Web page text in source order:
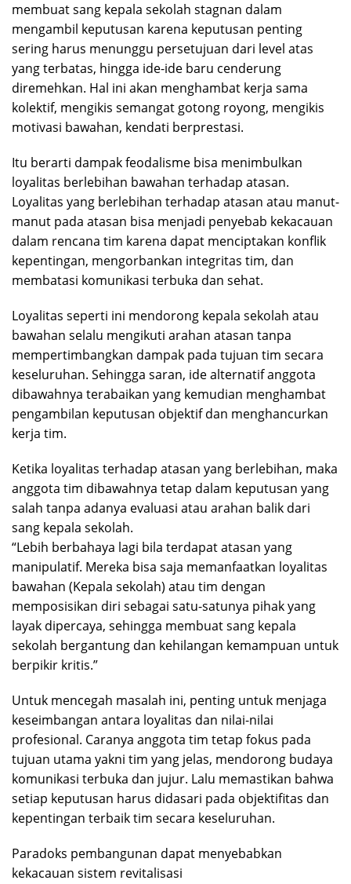
membuat sang kepala sekolah stagnan dalam
mengambil keputusan karena keputusan penting
sering harus menunggu persetujuan dari level atas
yang terbatas, hingga ide-ide baru cenderung
diremehkan. Hal ini akan menghambat kerja sama
kolektif, mengikis semangat gotong royong, mengikis
motivasi bawahan, kendati berprestasi.
Itu berarti dampak feodalisme bisa menimbulkan
loyalitas berlebihan bawahan terhadap atasan.
Loyalitas yang berlebihan terhadap atasan atau manut-
manut pada atasan bisa menjadi penyebab kekacauan
dalam rencana tim karena dapat menciptakan konflik
kepentingan, mengorbankan integritas tim, dan
membatasi komunikasi terbuka dan sehat.
Loyalitas seperti ini mendorong kepala sekolah atau
bawahan selalu mengikuti arahan atasan tanpa
mempertimbangkan dampak pada tujuan tim secara
keseluruhan. Sehingga saran, ide alternatif anggota
dibawahnya terabaikan yang kemudian menghambat
pengambilan keputusan objektif dan menghancurkan
kerja tim.
Ketika loyalitas terhadap atasan yang berlebihan, maka
anggota tim dibawahnya tetap dalam keputusan yang
salah tanpa adanya evaluasi atau arahan balik dari
sang kepala sekolah.
“Lebih berbahaya lagi bila terdapat atasan yang
manipulatif. Mereka bisa saja memanfaatkan loyalitas
bawahan (Kepala sekolah) atau tim dengan
memposisikan diri sebagai satu-satunya pihak yang
layak dipercaya, sehingga membuat sang kepala
sekolah bergantung dan kehilangan kemampuan untuk
berpikir kritis.”
Untuk mencegah masalah ini, penting untuk menjaga
keseimbangan antara loyalitas dan nilai-nilai
profesional. Caranya anggota tim tetap fokus pada
tujuan utama yakni tim yang jelas, mendorong budaya
komunikasi terbuka dan jujur. Lalu memastikan bahwa
setiap keputusan harus didasari pada objektifitas dan
kepentingan terbaik tim secara keseluruhan.
Paradoks pembangunan dapat menyebabkan
kekacauan sistem revitalisasi